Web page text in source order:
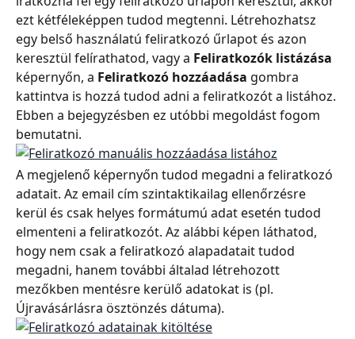
ezt kétféleképpen tudod megtenni. Létrehozhatsz
egy belső használatú feliratkozó űrlapot és azon
keresztül felírathatod, vagy a Feliratkozók listázása
képernyőn, a Feliratkozó hozzáadása gombra
kattintva is hozzá tudod adni a feliratkozót a listához.
Ebben a bejegyzésben ez utóbbi megoldást fogom
bemutatni.
A megjelenő képernyőn tudod megadni a feliratkozó
adatait. Az email cím szintaktikailag ellenőrzésre
kerül és csak helyes formátumú adat esetén tudod
elmenteni a feliratkozót. Az alábbi képen láthatod,
hogy nem csak a feliratkozó alapadatait tudod
megadni, hanem további általad létrehozott
mezőkben mentésre kerülő adatokat is (pl.
Újravásárlásra ösztönzés dátuma).